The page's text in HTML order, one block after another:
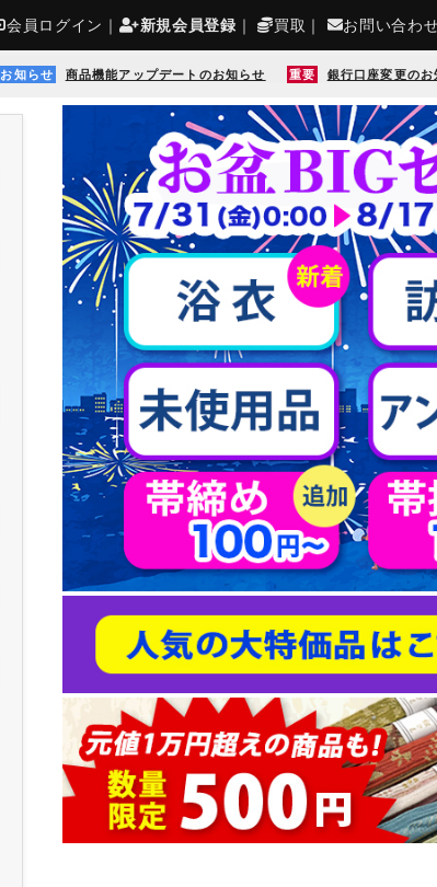
会員ログイン ｜ 新規会員登録 ｜ 買取 ｜ お問い合わ
お知らせ 商品機能アップデートのお知らせ 重要 銀行口座変更のお